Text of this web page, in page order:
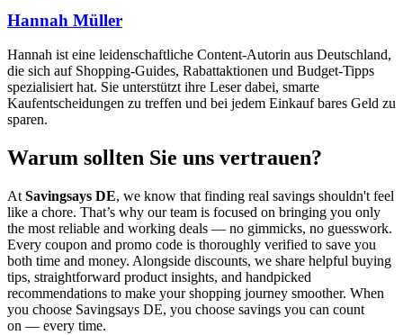
Hannah Müller
Hannah ist eine leidenschaftliche Content-Autorin aus Deutschland,
die sich auf Shopping-Guides, Rabattaktionen und Budget-Tipps
spezialisiert hat. Sie unterstützt ihre Leser dabei, smarte
Kaufentscheidungen zu treffen und bei jedem Einkauf bares Geld zu
sparen.
Warum sollten Sie uns vertrauen?
At Savingsays DE, we know that finding real savings shouldn't feel
like a chore. That’s why our team is focused on bringing you only
the most reliable and working deals — no gimmicks, no guesswork.
Every coupon and promo code is thoroughly verified to save you
both time and money. Alongside discounts, we share helpful buying
tips, straightforward product insights, and handpicked
recommendations to make your shopping journey smoother. When
you choose Savingsays DE, you choose savings you can count
on — every time.